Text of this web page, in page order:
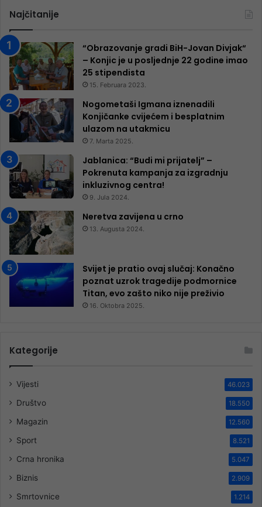
Najčitanije
“Obrazovanje gradi BiH-Jovan Divjak“
– Konjic je u posljednje 22 godine imao
25 ​​stipendista
15. Februara 2023.
Nogometaši Igmana iznenadili
Konjičanke cvijećem i besplatnim
ulazom na utakmicu
7. Marta 2025.
Jablanica: “Budi mi prijatelj” –
Pokrenuta kampanja za izgradnju
inkluzivnog centra!
9. Jula 2024.
Neretva zavijena u crno
13. Augusta 2024.
Svijet je pratio ovaj slučaj: Konačno
poznat uzrok tragedije podmornice
Titan, evo zašto niko nije preživio
16. Oktobra 2025.
Kategorije
Vijesti 46.023
Društvo 18.550
Magazin 12.560
Sport 8.521
Crna hronika 5.047
Biznis 2.909
Smrtovnice 1.214